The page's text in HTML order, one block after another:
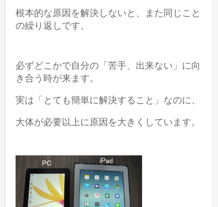
根本的な原因を解決しないと、また同じこと
の繰り返しです。
必ずどこかで自分の「苦手、出来ない」に向
き合う時が来ます。
実は「とても簡単に解決すること」なのに、
大体が必要以上に原因を大きくしています。